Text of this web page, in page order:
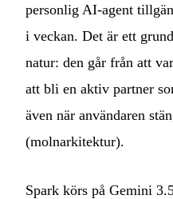
personlig AI-agent
i veckan. Det är ett
natur: den går från att
att bli en aktiv partner
även när användaren
(molnarkitektur).
Spark körs på Gemini